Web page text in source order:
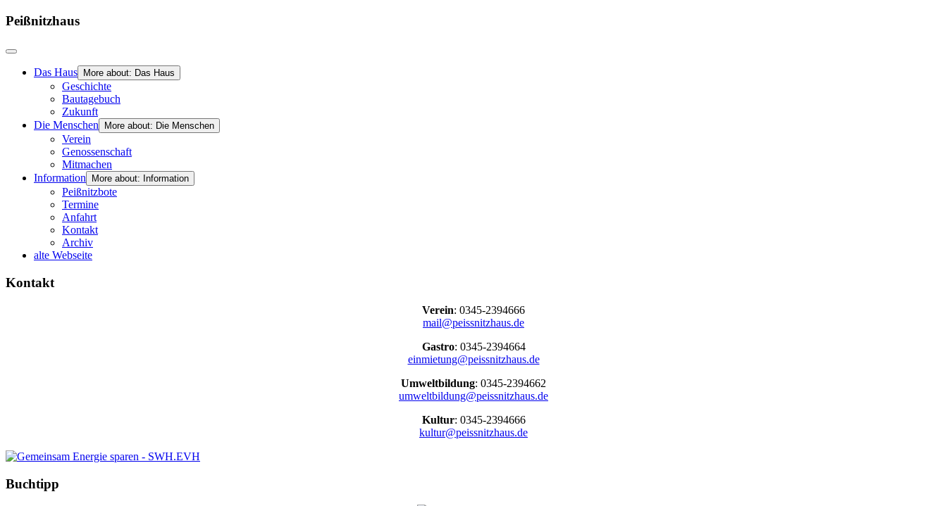
Peißnitzhaus
Das Haus More about: Das Haus
Geschichte
Bautagebuch
Zukunft
Die Menschen
More about: Die Menschen
Verein
Genossenschaft
Mitmachen
Information
More about: Information
Peißnitzbote
Termine
Anfahrt
Kontakt
Archiv
alte Webseite
Kontakt
Verein: 0345-2394666
mail@peissnitzhaus.de
Gastro: 0345-2394664
einmietung@peissnitzhaus.de
Umweltbildung: 0345-2394662
umweltbildung@peissnitzhaus.de
Kultur: 0345-2394666
kultur@peissnitzhaus.de
Buchtipp